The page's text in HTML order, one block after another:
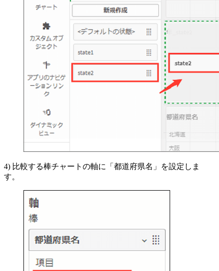
4) 比較する棒チャートの軸に「都道府県名」を設定しま
す。